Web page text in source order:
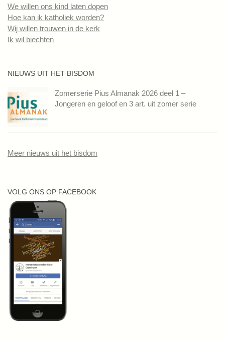
We willen ons kind laten dopen
Hoe kan ik katholiek worden?
Wij willen trouwen in de kerk
Ik wil biechten
NIEUWS UIT HET BISDOM
Zomerserie Pius Almanak 2026 deel 1 –
Jongeren en geloof en 3 art. uit zomer serie
Meer nieuws uit het bisdom
VOLG ONS OP FACEBOOK